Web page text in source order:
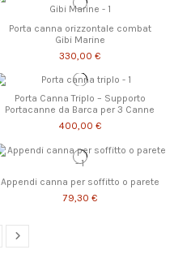
Porta canna orizzontale combat
Gibi Marine
330,00 €
Porta Canna Triplo – Supporto
Portacanne da Barca per 3 Canne
400,00 €
Appendi canna per soffitto o parete
79,30 €